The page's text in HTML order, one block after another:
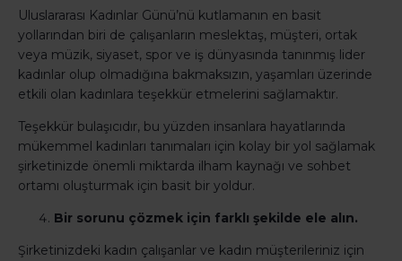
Uluslararası Kadınlar Günü’nü kutlamanın en basit
yollarından biri de çalışanların meslektaş, müşteri, ortak
veya müzik, siyaset, spor ve iş dünyasında tanınmış lider
kadınlar olup olmadığına bakmaksızın, yaşamları üzerinde
etkili olan kadınlara teşekkür etmelerini sağlamaktır.
Teşekkür bulaşıcıdır, bu yüzden insanlara hayatlarında
mükemmel kadınları tanımaları için kolay bir yol sağlamak
şirketinizde önemli miktarda ilham kaynağı ve sohbet
ortamı oluşturmak için basit bir yoldur.
Bir sorunu çözmek için farklı şekilde ele alın.
Şirketinizdeki kadın çalışanlar ve kadın müşterileriniz için